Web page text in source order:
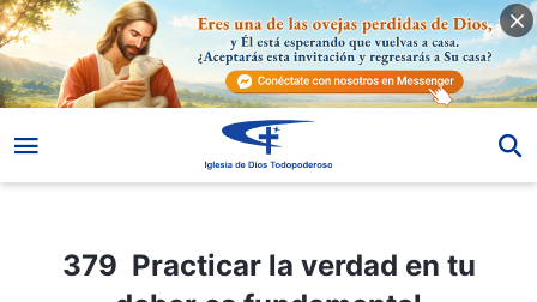
379 Practicar la verdad en tu deber es fundamental
379 Practicar la verdad en tu